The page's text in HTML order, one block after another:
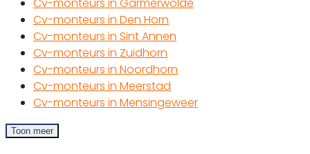
Cv-monteurs in Garmerwolde
Cv-monteurs in Den Horn
Cv-monteurs in Sint Annen
Cv-monteurs in Zuidhorn
Cv-monteurs in Noordhorn
Cv-monteurs in Meerstad
Cv-monteurs in Mensingeweer
Toon meer